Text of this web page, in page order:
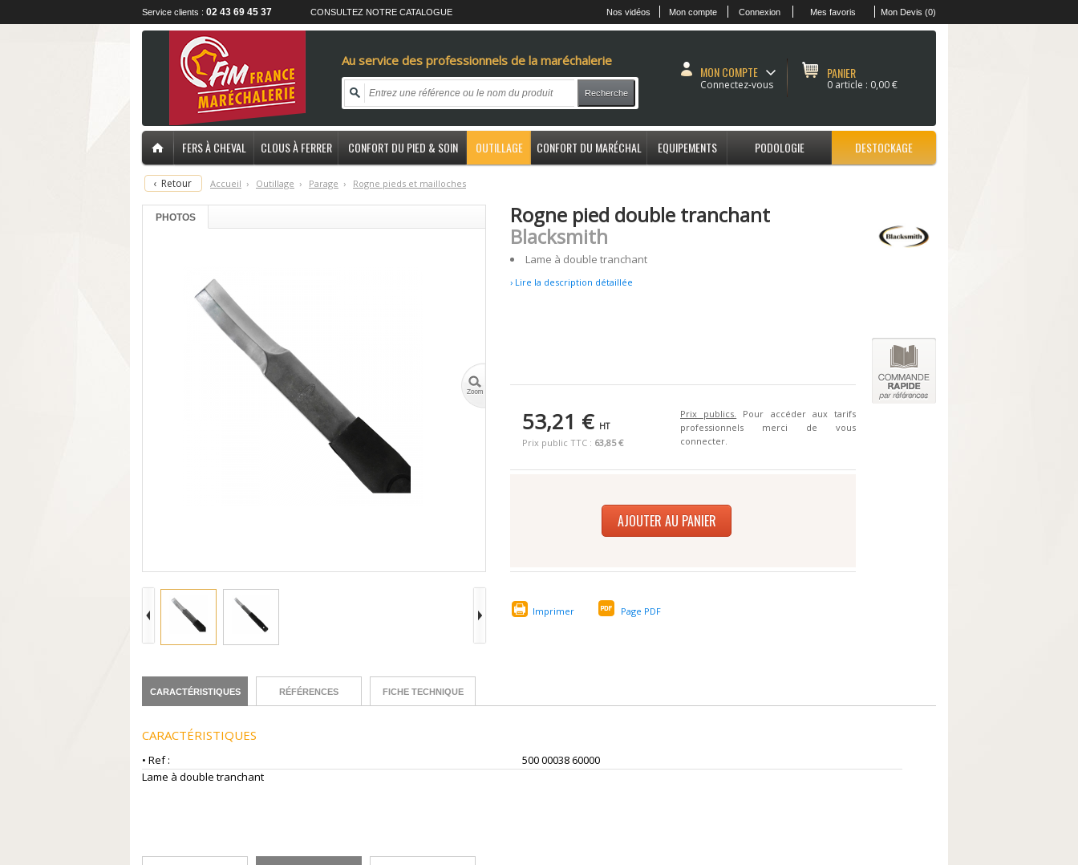
Service clients : 02 43 69 45 37 CONSULTEZ NOTRE CATALOGUE Nos vidéos Mon compte Connexion Mes favoris Mon Devis (0)
Au service des professionnels de la maréchalerie
Recherche
MON COMPTE
Connectez-vous
PANIER
0 article : 0,00 €
FERS À CHEVAL CLOUS À FERRER CONFORT DU PIED & SOIN OUTILLAGE CONFORT DU MARÉCHAL EQUIPEMENTS PODOLOGIE DESTOCKAGE
‹ Retour Accueil › Outillage › Parage › Rogne pieds et mailloches
PHOTOS
Rogne pied double tranchant
Blacksmith
Lame à double tranchant
› Lire la description détaillée
53,21 € HT
Prix public TTC : 63,85 €
Prix publics. Pour accéder aux tarifs
professionnels merci de vous
connecter.
AJOUTER AU PANIER
Imprimer Page PDF
CARACTÉRISTIQUES RÉFÉRENCES FICHE TECHNIQUE
CARACTÉRISTIQUES
• Ref :
500 00038 60000
Lame à double tranchant